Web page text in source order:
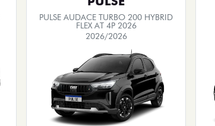
PULSE AUDACE TURBO 200 HYBRID
FLEX AT 4P 2026
2026/2026